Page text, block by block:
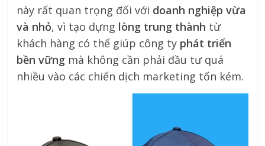
này rất quan trọng đối với doanh nghiệp vừa
và nhỏ, vì tạo dựng lòng trung thành từ
khách hàng có thể giúp công ty phát triển
bền vững mà không cần phải đầu tư quá
nhiều vào các chiến dịch marketing tốn kém.